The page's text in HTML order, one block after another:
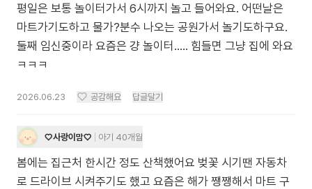
평일은 보통 놀이터가서 6시까지 놀고 들어와요. 어떤날은
마트가기도하고 물가?분수 나오는 공원가서 놀기도하구요.
둘째 임신중이라 요즘은 걍 놀이터..... 힘들면 그냥 집에 와요
ㅋㅋㅋ
2026.06.23 공감해요 답글달기
♡사랑이맘♡ 아기 40개월
봄에는 집근처 한시간 정도 산책했어요 벚꽃 시기땐 자동차
로 드라이브 시켜주기도 했고 요즘은 해가 쨍쨍해서 마트 구